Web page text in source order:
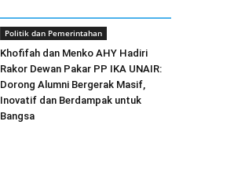
Politik dan Pemerintahan
Khofifah dan Menko AHY Hadiri
Rakor Dewan Pakar PP IKA UNAIR:
Dorong Alumni Bergerak Masif,
Inovatif dan Berdampak untuk
Bangsa